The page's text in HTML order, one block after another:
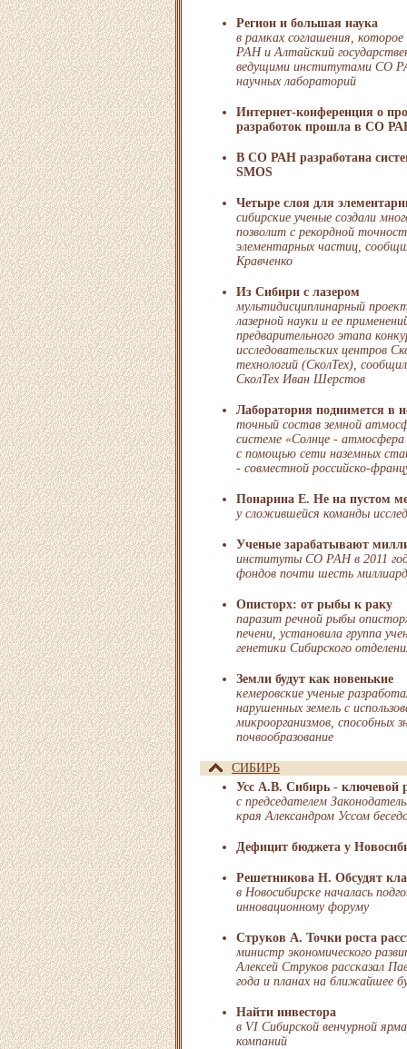
Регион и большая наука
в рамках соглашения,
РАН и Алтайский
ведущими институтами СО
научных лабораторий
Интернет-конференция о
разработок прошла в СО
В СО РАН разработана
SMOS
Четыре слоя для
сибирские ученые создали
позволит с рекордной
элементарных частиц,
Кравченко
Из Сибири с лазером
мультидисциплинарный
лазерной науки и ее
предварительного этапа
исследовательских центров
технологий (СколТех),
СколТех Иван Шерстов
Лаборатория поднимется в
точный состав земной
системе «Солнце -
с помощью сети наземных
- совместной российско-
Понарина Е. Не на пустом
у сложившейся команды
Ученые зарабатывают
институты СО РАН в 2011
фондов почти шесть
Описторх: от рыбы к раку
паразит речной рыбы
печени, установила группа
генетики Сибирского
Земли будут как новенькие
кемеровские ученые
нарушенных земель с
микроорганизмов, способных
почвообразование
СИБИРЬ
Усс А.В. Сибирь - ключевой
с председателем
края Александром Уссом
Дефицит бюджета у
Решетникова Н. Обсудят
в Новосибирске началась
инновационному форуму
Струков А. Точки роста
министр экономического
Алексей Струков рассказал
года и планах на ближайшее
Найти инвестора
в VI Сибирской венчурной
компаний